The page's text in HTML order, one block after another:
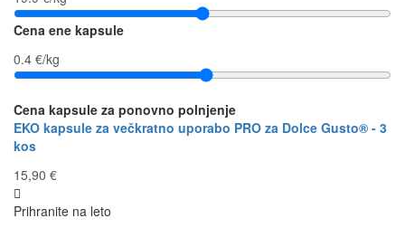
Cena ene kapsule
0.4 €/kg
Cena kapsule za ponovno polnjenje
EKO kapsule za večkratno uporabo PRO za Dolce Gusto® - 3
kos
15,90 €
Prihranite na leto